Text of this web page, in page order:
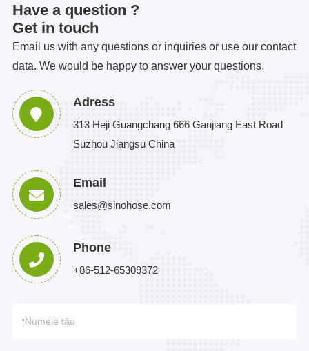
Have a question ?
Get in touch
Email us with any questions or inquiries or use our contact
data. We would be happy to answer your questions.
Adress
313 Heji Guangchang 666 Ganjiang East Road
Suzhou Jiangsu China
Email
sales@sinohose.com
Phone
+86-512-65309372